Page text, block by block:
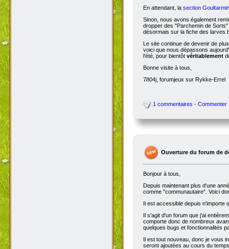
En attendant, la section
Sinon, nous avons également
dropper des "Parchemin de
désormais sur la fiche des larves
Le site continue de devenir de
voici que nous dépassons
l'été, pour bientôt véritablement
Bonne visite à tous,
7804j, forumjeux sur Rykke-Errel
1 commentaires - Commenter
Ouverture du forum de
Bonjour à tous,
Depuis maintenant plus d'une
comme "communautaire". Voici
Il est accessible depuis n'importe
Il s'agit d'un forum que j'ai
comporte donc de nombreux
quelques bugs et fonctionnalités
Il est tout nouveau, donc je vous
seront ajoutées au cours du